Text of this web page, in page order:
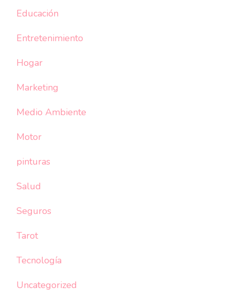
Educación
Entretenimiento
Hogar
Marketing
Medio Ambiente
Motor
pinturas
Salud
Seguros
Tarot
Tecnología
Uncategorized